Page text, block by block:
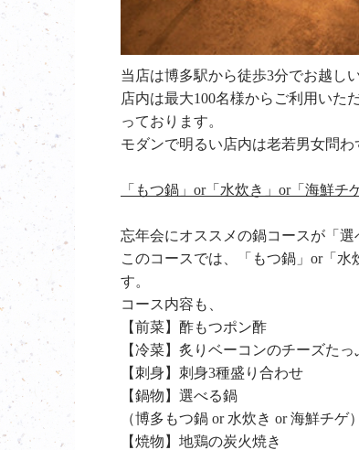
当店は博多駅から徒歩3分でお越し
店内は最大100名様からご利用いた
っております。
モダンで明るい店内は老若男女問
「もつ鍋」or「水炊き」or「海鮮チ
忘年会にオススメの鍋コースが「選
このコースでは、「もつ鍋」or「
す。
コース内容も、
【前菜】酢もつポン酢
【冷菜】炙りベーコンのチーズた
【刺身】刺身3種盛り合わせ
【鍋物】選べる鍋
（博多もつ鍋 or 水炊き or 海鮮チゲ）
【焼物】地鶏の炭火焼き